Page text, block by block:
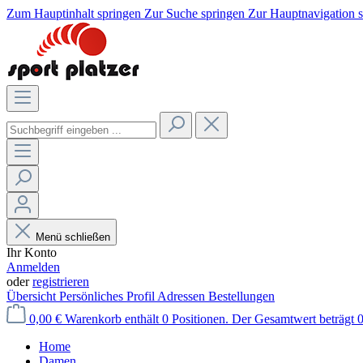
Zum Hauptinhalt springen Zur Suche springen Zur Hauptnavigation
Menü schließen
Ihr Konto
Anmelden
oderregistrieren
Übersicht Persönliches Profil Adressen Bestellungen
0,00 € Warenkorb enthält 0 Positionen. Der Gesamtwert beträgt
Home